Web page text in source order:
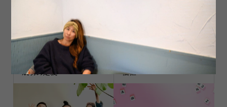
成功の定義 価値